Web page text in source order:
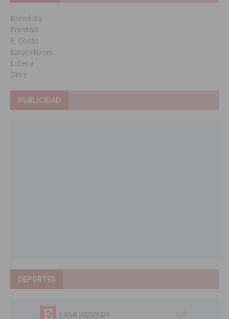
Bonoloto
Primitiva
El Gordo
Euromillones
Loteria
Once
PUBLICIDAD
DEPORTES